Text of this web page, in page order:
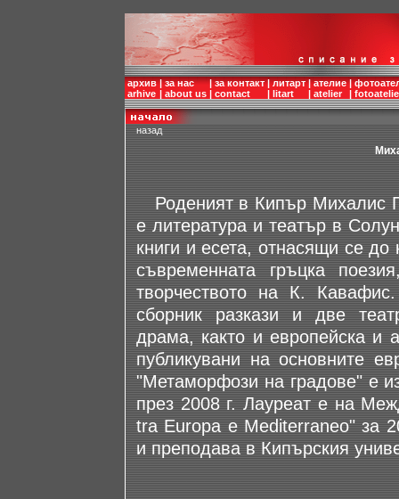
архив
arhive
|
|
за нас
about us
|
|
за контакт
contact
|
|
литарт
litart
|
|
ателие
atelier
|
|
назад
Роденият в Кипър Михалис
е литература и театър в
книги и есета, отнасящи се до
съвременната гръцка
творчеството на К.
сборник разкази и две
драма, както и европейска и
публикувани на основните
"Метаморфози на градове" е
през 2008 г. Лауреат е на
tra Europa e Mediterraneo" за
и преподава в Кипърския